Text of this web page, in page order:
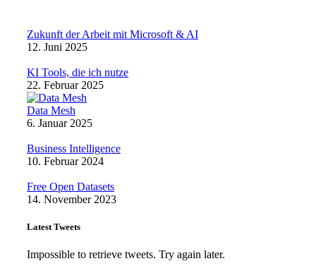
Zukunft der Arbeit mit Microsoft & AI
12. Juni 2025
KI Tools, die ich nutze
22. Februar 2025
Data Mesh
6. Januar 2025
Business Intelligence
10. Februar 2024
Free Open Datasets
14. November 2023
Latest Tweets
Impossible to retrieve tweets. Try again later.